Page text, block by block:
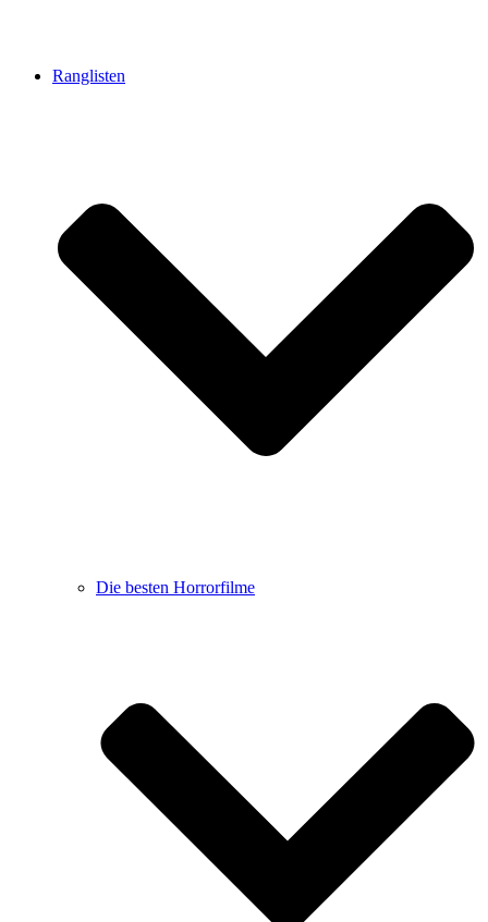
Ranglisten
Die besten Horrorfilme